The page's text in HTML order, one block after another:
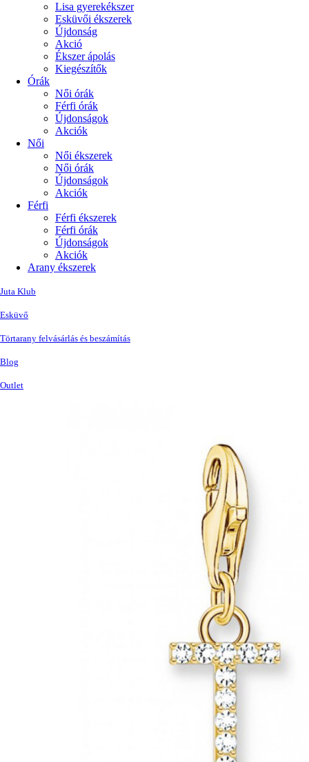
Lisa gyerekékszer
Esküvői ékszerek
Újdonság
Akció
Ékszer ápolás
Kiegészítők
Órák
Női órák
Férfi órák
Újdonságok
Akciók
Női
Női ékszerek
Női órák
Újdonságok
Akciók
Férfi
Férfi ékszerek
Férfi órák
Újdonságok
Akciók
Arany ékszerek
Juta Klub
Esküvő
Törtarany felvásárlás és beszámítás
Blog
Outlet